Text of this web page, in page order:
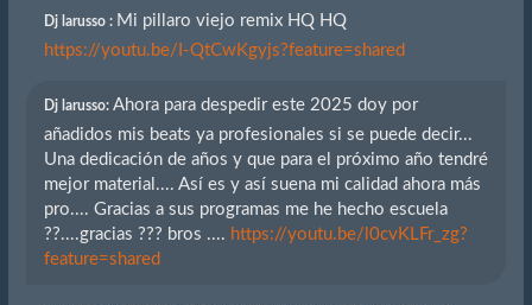
Dj larusso : Mi pillaro viejo remix HQ HQ
https://youtu.be/I-QtCwKgyjs?feature=shared
Dj larusso: Ahora para despedir este 2025 doy por
añadidos mis beats ya profesionales si se puede decir...
Una dedicación de años y que para el próximo año tendré
mejor material.... Así es y así suena mi calidad ahora más
pro.... Gracias a sus programas me he hecho escuela
??....gracias ??? bros .... https://youtu.be/l0cvKLFr_zg?
feature=shared